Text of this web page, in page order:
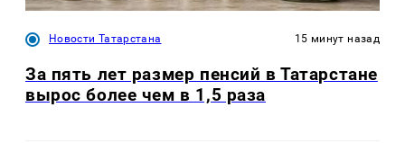
Новости Татарстана 15 минут назад
За пять лет размер пенсий в Татарстане
вырос более чем в 1,5 раза